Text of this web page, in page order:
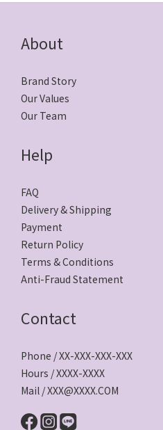
About
Brand Story
Our Values
Our Team
Help
FAQ
Delivery & Shipping
Payment
Return Policy
Terms & Conditions
Anti-Fraud Statement
Contact
Phone / XX-XXX-XXX-XXX
Hours / XXXX-XXXX
Mail / XXX@XXXX.COM